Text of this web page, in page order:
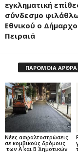
εγκληματική
σύνδεσμο
Εθνικού ο
Πειραιά
ΠΑΡΟΜΟΙΑ ΑΡΘΡΑ
Νέες ασφαλτοστρώσεις
σε κομβικούς δρόμους
των Α΄ και Β΄ Δημοτικών